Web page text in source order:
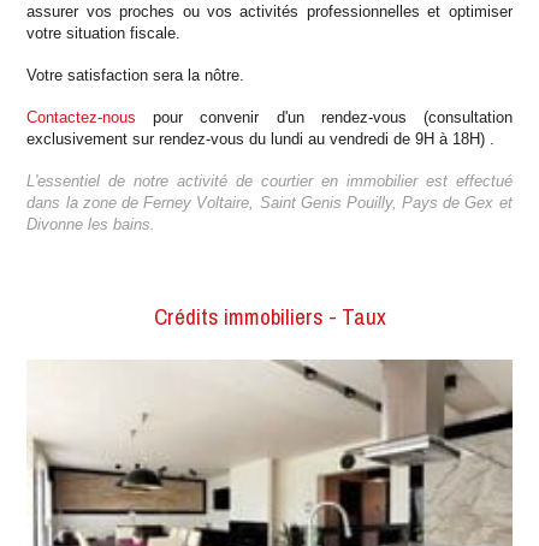
assurer vos proches ou vos activités professionnelles et optimiser
votre situation fiscale.
Votre satisfaction sera la nôtre.
Contactez-nous pour convenir d'un rendez-vous (consultation
exclusivement sur rendez-vous du lundi au vendredi de 9H à 18H) .
L'essentiel de notre activité de courtier en immobilier est effectué
dans la zone de Ferney Voltaire, Saint Genis Pouilly, Pays de Gex et
Divonne les bains.
Crédits immobiliers - Taux